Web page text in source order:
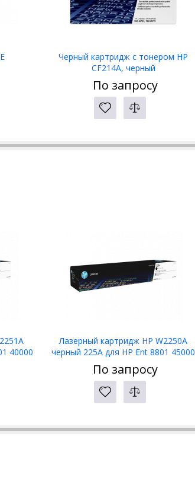
Черный картридж с тонером HP
CF214A, черный
По запросу
40000
Лазерный картридж HP W2250A
черный 225A для HP Ent 8801 45000
По запросу